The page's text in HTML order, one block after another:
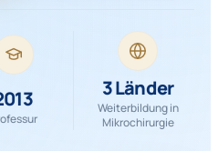
3 Länder
Weiterbildung in
Mikrochirurgie